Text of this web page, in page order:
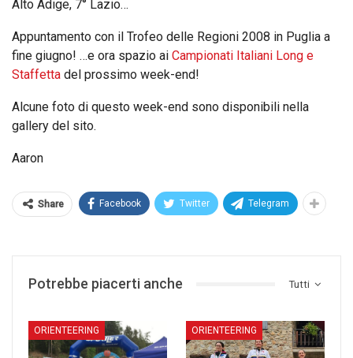
Alto Adige, 7° Lazio…
Appuntamento con il Trofeo delle Regioni 2008 in Puglia a
fine giugno! …e ora spazio ai Campionati Italiani Long e
Staffetta del prossimo week-end!
Alcune foto di questo week-end sono disponibili nella
gallery del sito.
Aaron
Share Facebook Twitter Telegram
Tutti
Potrebbe piacerti anche
ORIENTEERING ORIENTEERING